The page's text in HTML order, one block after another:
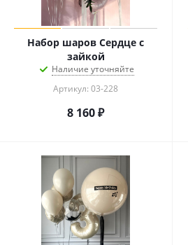
Набор шаров Сердце с
зайкой
Наличие уточняйте
Артикул: 03-228
8 160₽